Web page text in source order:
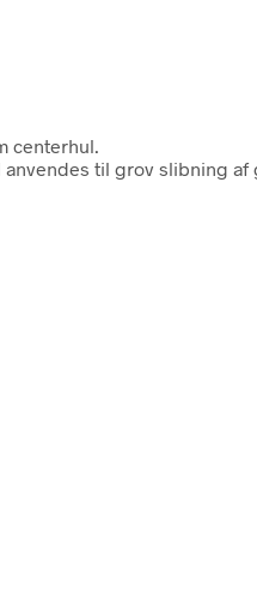
centerhul.
til grov slibning af